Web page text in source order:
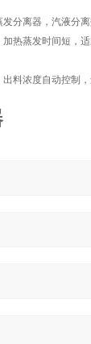
分离器，汽液分离
热蒸发时间短，
料浓度自动控制